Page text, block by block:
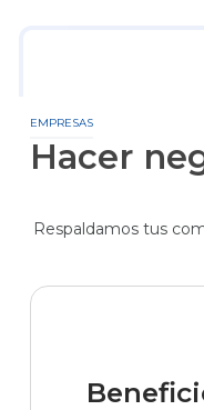
EMPRESAS
Hacer
Respaldamos tus